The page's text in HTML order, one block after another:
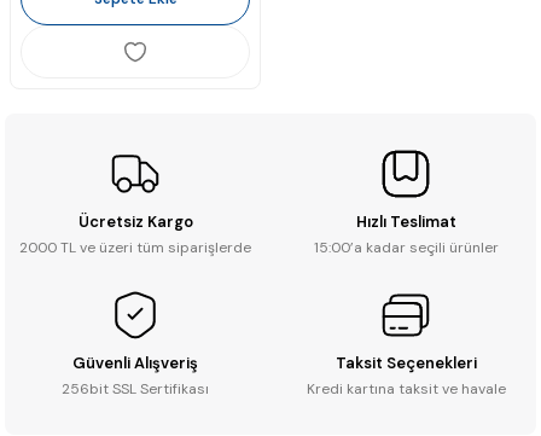
Ücretsiz Kargo
2000 TL ve üzeri tüm siparişlerde
Hızlı Teslimat
15:00’a kadar seçili ürünler
Güvenli Alışveriş
256bit SSL Sertifikası
Taksit Seçenekleri
Kredi kartına taksit ve havale